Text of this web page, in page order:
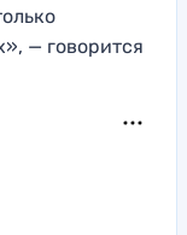
— говорится